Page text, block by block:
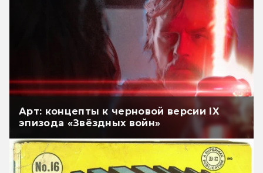
Арт: концепты к черновой версии IX
эпизода «Звёздных войн»